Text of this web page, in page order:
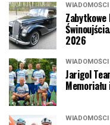
WIADOMOŚCI
2026
WIADOMOŚCI
Jarigol
WIADOMOŚCI